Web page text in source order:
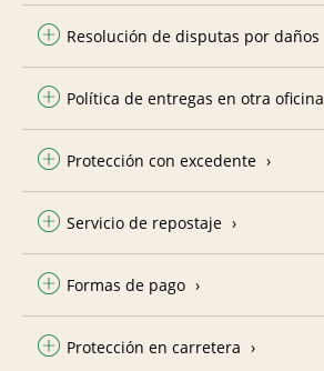
Resolución de disputas por daños
Política de entregas en otra oficina
Protección con excedente
Servicio de repostaje
Formas de pago
Protección en carretera